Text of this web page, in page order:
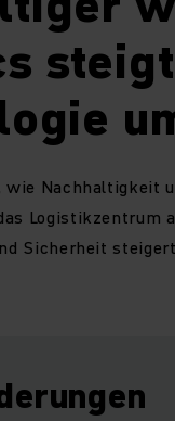
wie Nachhaltigkeit
Sicherheit